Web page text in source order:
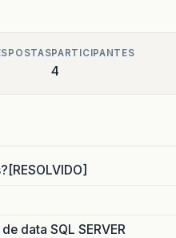
PARTICIPANTES
4
data SQL SERVER